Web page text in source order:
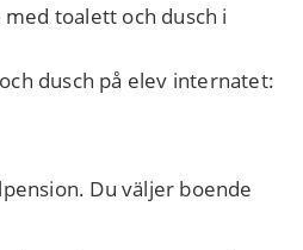
toalett och dusch i
dusch på elev internatet:
Du väljer boende